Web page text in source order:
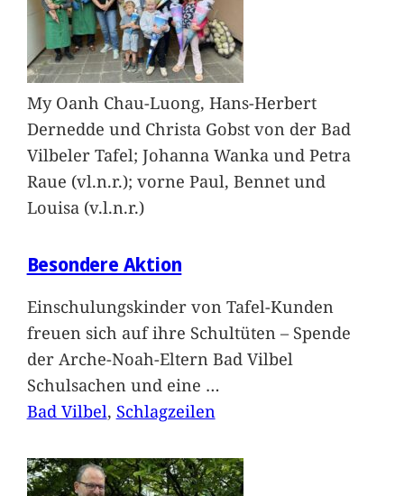
My Oanh Chau-Luong, Hans-Herbert
Dernedde und Christa Gobst von der Bad
Vilbeler Tafel; Johanna Wanka und Petra
Raue (vl.n.r.); vorne Paul, Bennet und
Louisa (v.l.n.r.)
Besondere Aktion
Einschulungskinder von Tafel-Kunden
freuen sich auf ihre Schultüten – Spende
der Arche-Noah-Eltern Bad Vilbel
Schulsachen und eine …
Bad Vilbel, Schlagzeilen